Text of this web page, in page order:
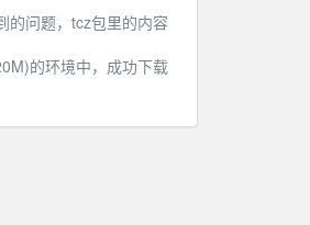
的问题，tcz包里的内容
的环境中，成功下载